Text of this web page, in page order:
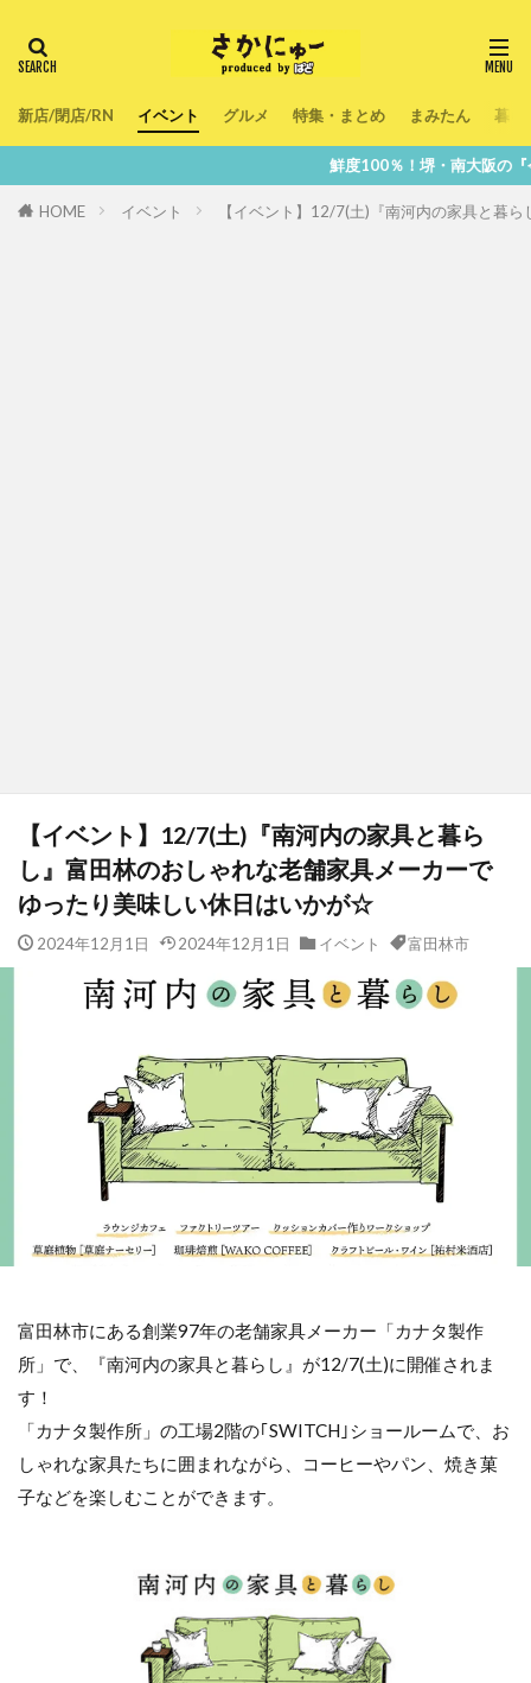
新店/閉店/RN イベント グルメ 特集・まとめ まみたん 暮ら
鮮度100％！堺・南大阪の『今』をあなたのスマ
HOME イベント 【イベント】12/7(土)『南河内の家具と暮
【イベント】12/7(土)『南河内の家具と暮ら
し』富田林のおしゃれな老舗家具メーカーで
ゆったり美味しい休日はいかが☆
2024年12月1日 2024年12月1日 イベント 富田林市
富田林市にある創業97年の老舗家具メーカー「カナタ製作
所」で、『南河内の家具と暮らし』が12/7(土)に開催されま
す！
「カナタ製作所」の工場2階の｢SWITCH｣ショールームで、お
しゃれな家具たちに囲まれながら、コーヒーやパン、焼き菓
子などを楽しむことができます。